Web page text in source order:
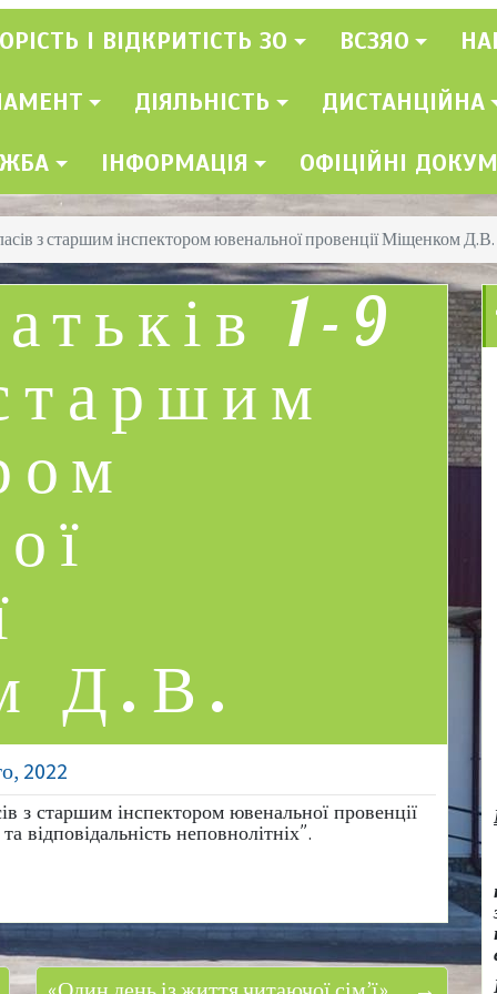
І ВІДКРИТІСТЬ ЗО ВСЗЯО
ДІЯЛЬНІСТЬ ДИСТАНЦІЙНА
ІНФОРМАЦІЯ ОФІЦІЙНІ
з старшим інспектором ювенальної провенції Міщенком Д.В.
1-9
Д.В.
2022
з старшим інспектором ювенальної провенції
неповнолітніх”.